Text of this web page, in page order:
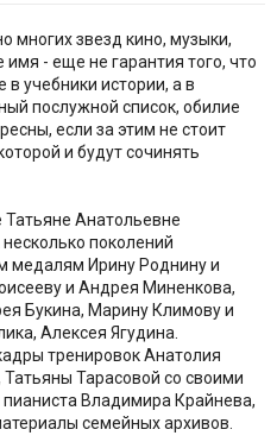
многих звезд кино, музыки,
имя - еще не гарантия того, что
в учебники истории, а в
послужной список, обилие
если за этим не стоит
и будут сочинять
Анатольевне
поколений
медалям Ирину Роднину и
и Андрея Миненкова,
Букина, Марину Климову и
Алексея Ягудина.
тренировок Анатолия
Тарасовой со своими
Владимира Крайнева,
семейных архивов.